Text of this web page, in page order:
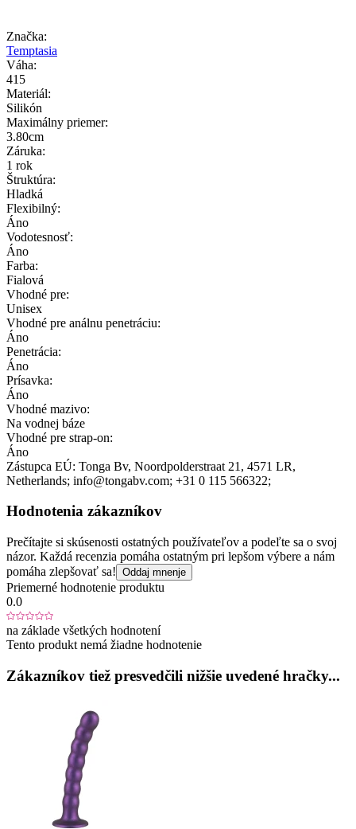
Značka:
Temptasia
Váha:
415
Materiál:
Silikón
Maximálny priemer:
3.80cm
Záruka:
1 rok
Štruktúra:
Hladká
Flexibilný:
Áno
Vodotesnosť:
Áno
Farba:
Fialová
Vhodné pre:
Unisex
Vhodné pre análnu penetráciu:
Áno
Penetrácia:
Áno
Prísavka:
Áno
Vhodné mazivo:
Na vodnej báze
Vhodné pre strap-on:
Áno
Zástupca EÚ: Tonga Bv, Noordpolderstraat 21 , 4571 LR,
Netherlands; info@tongabv.com; +31 0 115 566322;
Hodnotenia zákazníkov
Prečítajte si skúsenosti ostatných používateľov a podeľte sa o svoj
názor. Každá recenzia pomáha ostatným pri lepšom výbere a nám
pomáha zlepšovať sa! Oddaj mnenje
Priemerné hodnotenie produktu
0.0
na základe všetkých hodnotení
Tento produkt nemá žiadne hodnotenie
Zákazníkov tiež presvedčili nižšie uvedené hračky...